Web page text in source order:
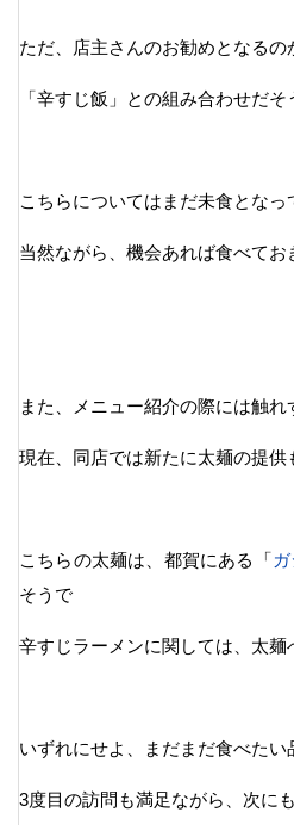
ただ、店主さんのお勧めとなるの
「辛すじ飯」との組み合わせだそ
こちらについてはまだ未食となっ
当然ながら、機会あれば食べてお
また、メニュー紹介の際には触れ
現在、同店では新たに太麺の提供
こちらの太麺は、都賀にある「
そうで
辛すじラーメンに関しては、太
いずれにせよ、まだまだ食べたい
3度目の訪問も満足ながら、次に